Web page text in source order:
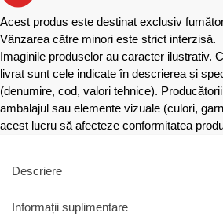
Acest produs este destinat exclusiv
Vânzarea către minori este strict interzisă.
Imaginile produselor au caracter ilustrativ.
livrat sunt cele indicate în descrierea și
(denumire, cod, valori tehnice).
ambalajul sau elemente vizuale (culori,
acest lucru să afecteze conformitatea
Descriere
Informații suplimentare